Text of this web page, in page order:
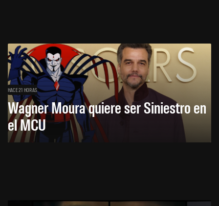
HACE 21 HORAS
Wagner Moura quiere ser Siniestro en
el MCU